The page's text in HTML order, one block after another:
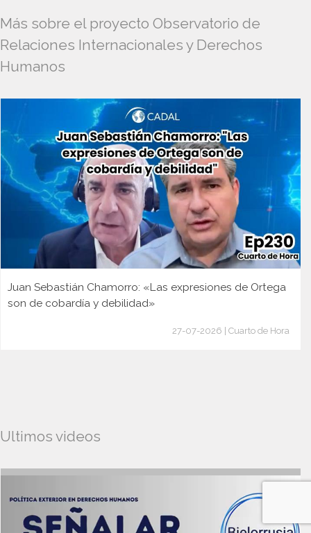
Más sobre el proyecto Observatorio de
Relaciones Internacionales y Derechos
Humanos
Juan Sebastián Chamorro: «Las expresiones de Ortega
son de cobardía y debilidad»
27-07-2026 | Cuarto de Hora
Ultimos videos